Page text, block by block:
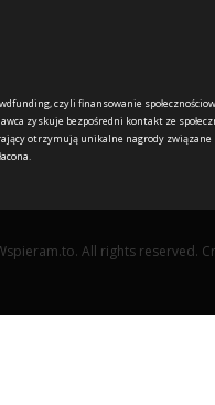
czyli finansowanie
zyskuje bezpośredni kontakt ze
otrzymują unikalne nagrody
All rights reserved.